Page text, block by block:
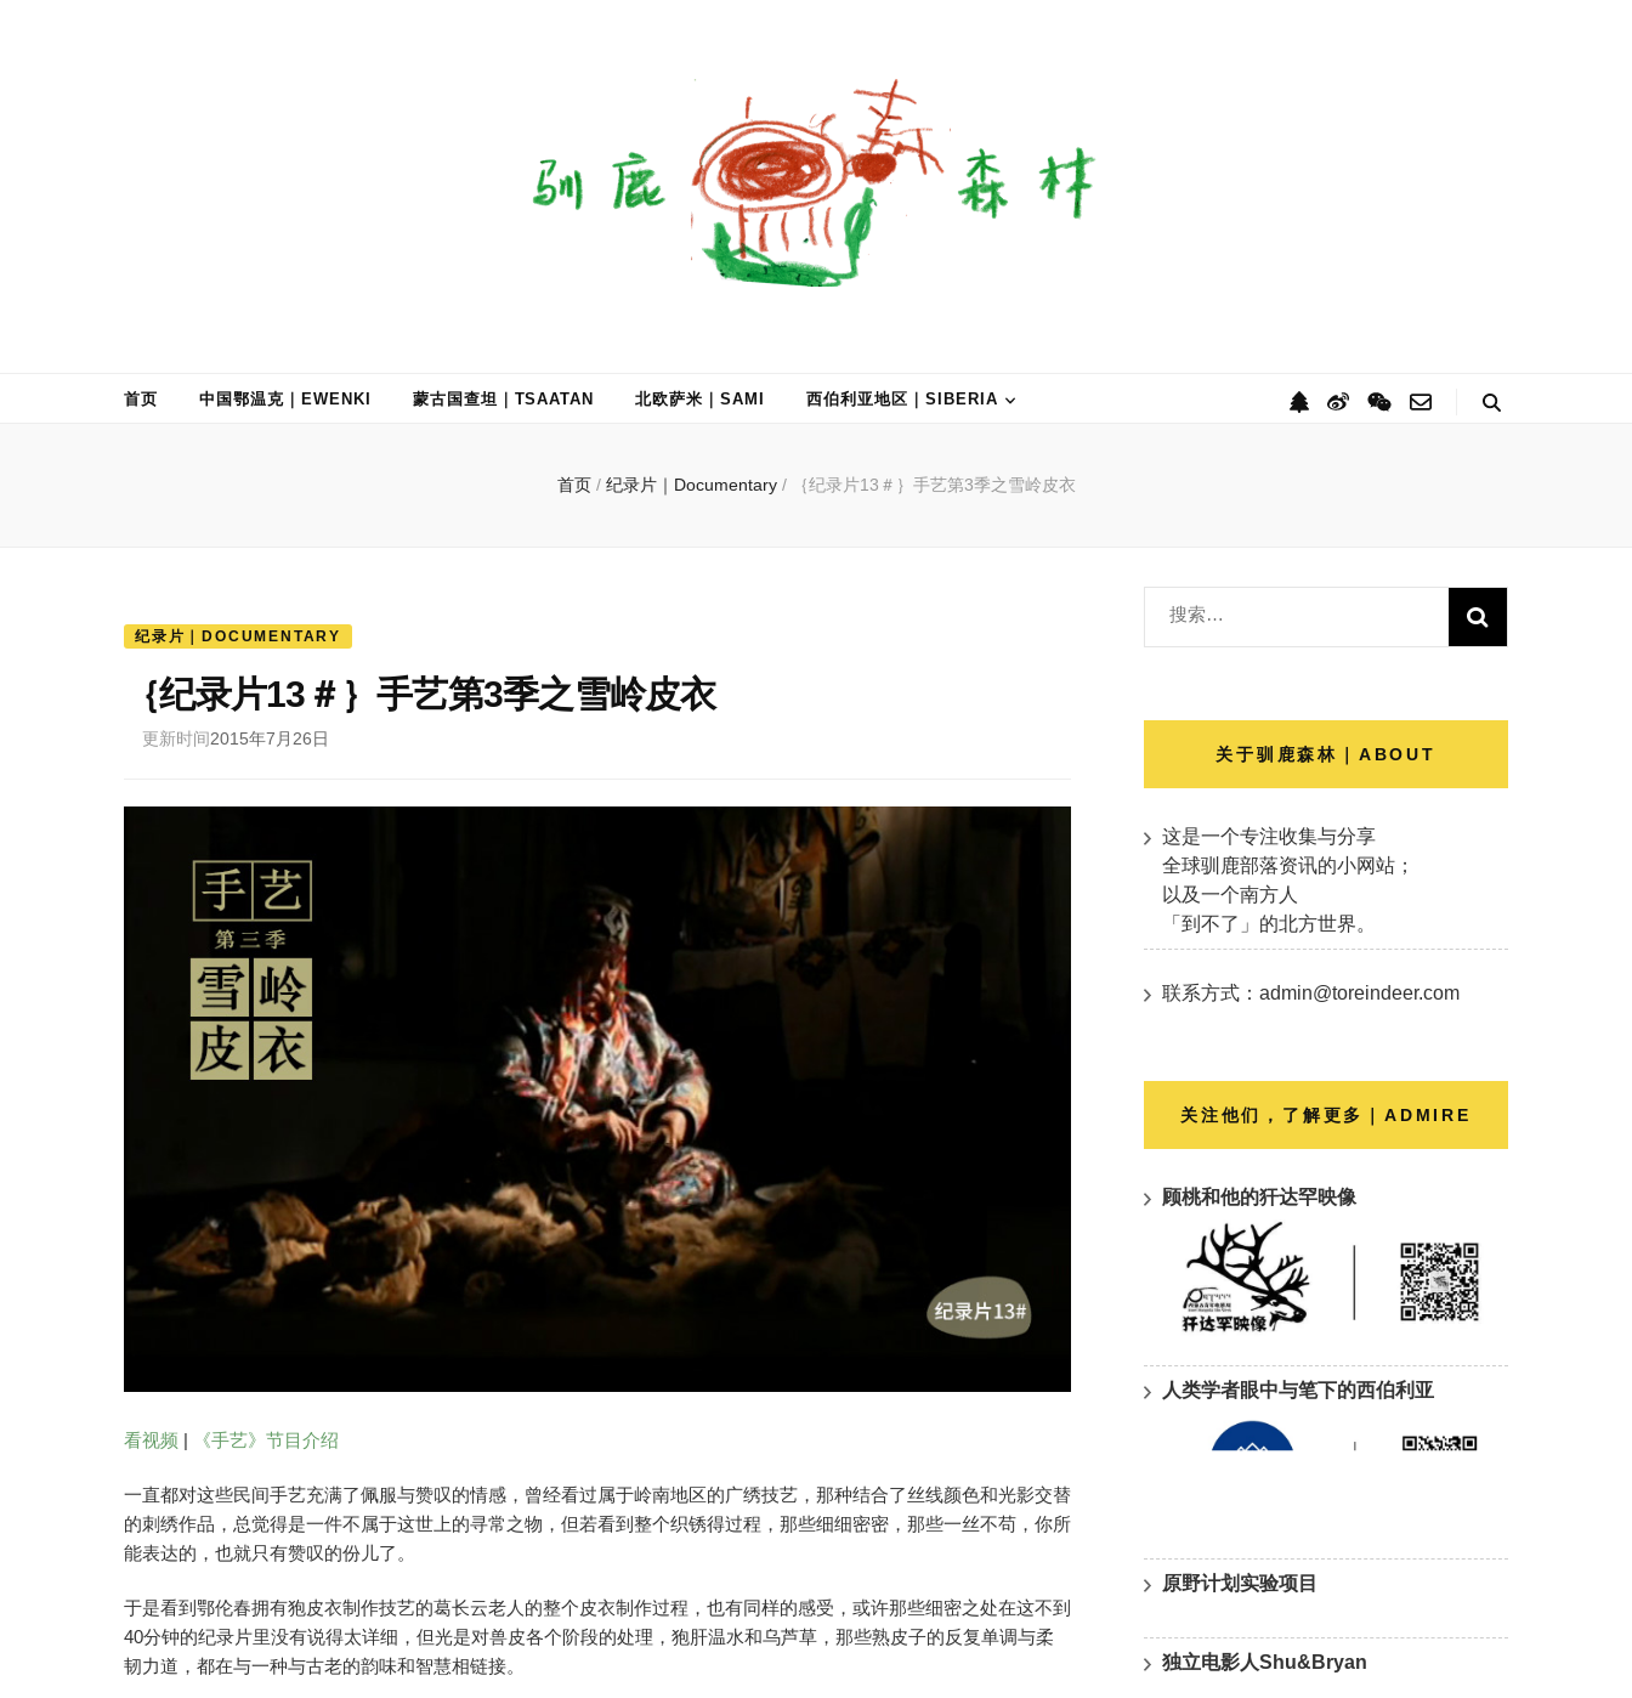
首页 中国鄂温克｜EWENKI 蒙古国查坦｜TSAATAN 北欧萨米｜SAMI 西伯利亚地区｜SIBERIA
首页 / 纪录片｜Documentary / ｛纪录片13＃｝手艺第3季之雪岭皮衣
纪录片｜DOCUMENTARY
｛纪录片13＃｝手艺第3季之雪岭皮衣
更新时间2015年7月26日
看视频 | 《手艺》节目介绍
一直都对这些民间手艺充满了佩服与赞叹的情感，曾经看过属于岭南地区的广绣技艺，那种结合了丝线颜色和光影交替
的刺绣作品，总觉得是一件不属于这世上的寻常之物，但若看到整个织锈得过程，那些细细密密，那些一丝不苟，你所
能表达的，也就只有赞叹的份儿了。
于是看到鄂伦春拥有狍皮衣制作技艺的葛长云老人的整个皮衣制作过程，也有同样的感受，或许那些细密之处在这不到
40分钟的纪录片里没有说得太详细，但光是对兽皮各个阶段的处理，狍肝温水和乌芦草，那些熟皮子的反复单调与柔
韧力道，都在与一种与古老的韵味和智慧相链接。
搜
索：
关于驯鹿森林｜ABOUT
这是一个专注收集与分享
全球驯鹿部落资讯的小网站；
以及一个南方人
「到不了」的北方世界。
联系方式：admin@toreindeer.com
关注他们，了解更多｜ADMIRE
顾桃和他的犴达罕映像
人类学者眼中与笔下的西伯利亚
原野计划实验项目
独立电影人Shu&Bryan